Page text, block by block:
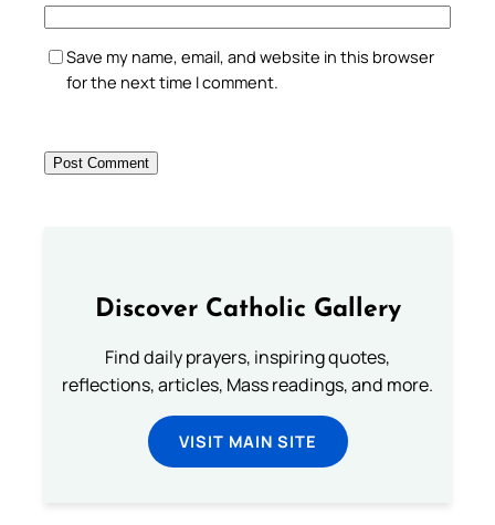
Save my name, email, and website in this browser
for the next time I comment.
Discover Catholic Gallery
Find daily prayers, inspiring quotes,
reflections, articles, Mass readings, and more.
VISIT MAIN SITE